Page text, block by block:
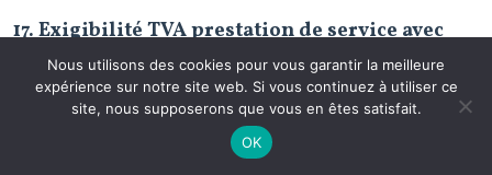
17. Exigibilité TVA prestation de service avec
acompte : comment ça marche ?
Tout acompte reçu rend la TVA immédiatement
exigible, même si la prestation n’est pas
Nous utilisons des cookies pour vous garantir la meilleure
expérience sur notre site web. Si vous continuez à utiliser ce
site, nous supposerons que vous en êtes satisfait.
OK